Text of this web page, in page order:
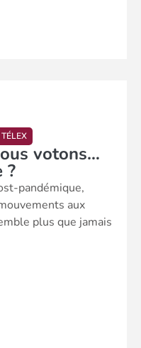
votons…
?
pandémique,
aux
plus que jamais